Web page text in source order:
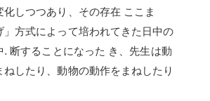
しつつあり、その存在 ここま
」方式によって培われてきた日中の
断することになった き、先生は動
したり、動物の動作をまねしたり